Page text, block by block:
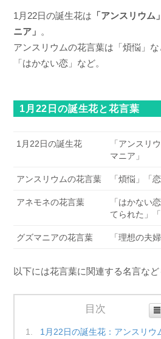
1月22日の誕生花は 「アンスリウ
ニア」 。
アンスリウムの花言葉は「煩悩」
「はかない恋」など。
1月22日の誕生花と花言葉
1月22日の誕生花
「アンスリ
マニア」
アンスリウムの花言葉 「煩悩」「
アネモネの花言葉
「はかない
てられた」
グズマニアの花言葉 「理想の夫
以下には花言葉に関連する名言など
目次
1月22日の誕生花：アンスリウ